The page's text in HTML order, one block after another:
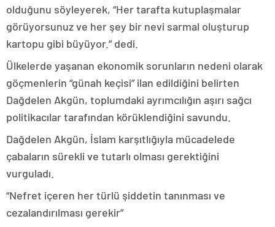
olduğunu söyleyerek, “Her tarafta kutuplaşmalar
görüyorsunuz ve her şey bir nevi sarmal oluşturup
kartopu gibi büyüyor.” dedi.
Ülkelerde yaşanan ekonomik sorunların nedeni olarak
göçmenlerin “günah keçisi” ilan edildiğini belirten
Dağdelen Akgün, toplumdaki ayrımcılığın aşırı sağcı
politikacılar tarafından körüklendiğini savundu.
Dağdelen Akgün, İslam karşıtlığıyla mücadelede
çabaların sürekli ve tutarlı olması gerektiğini
vurguladı.
“Nefret içeren her türlü şiddetin tanınması ve
cezalandırılması gerekir”